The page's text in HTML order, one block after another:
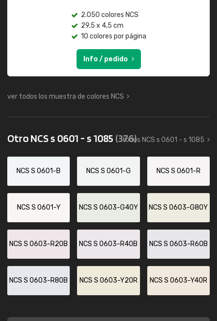
2.050 colores NCS
29,5 x 4,5 cm
10 colores por página
Info / pedido
ver todos los muestra de colores NCS
Otro NCS s 0601 - s 1085 (376)
todos NCS s 0601 - s 1085
NCS S 0601-B NCS S 0601-G NCS S 0601-R
NCS S 0601-Y NCS S 0603-G40Y NCS S 0603-G80Y
NCS S 0603-R20B NCS S 0603-R40B NCS S 0603-R60B
NCS S 0603-R80B NCS S 0603-Y20R NCS S 0603-Y40R